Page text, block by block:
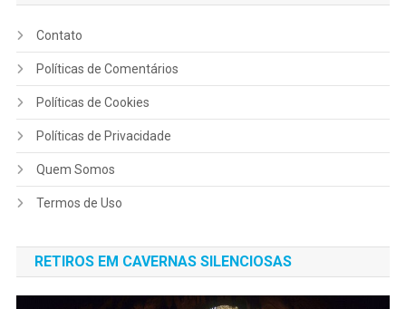
Contato
Políticas de Comentários
Políticas de Cookies
Políticas de Privacidade
Quem Somos
Termos de Uso
RETIROS EM CAVERNAS SILENCIOSAS